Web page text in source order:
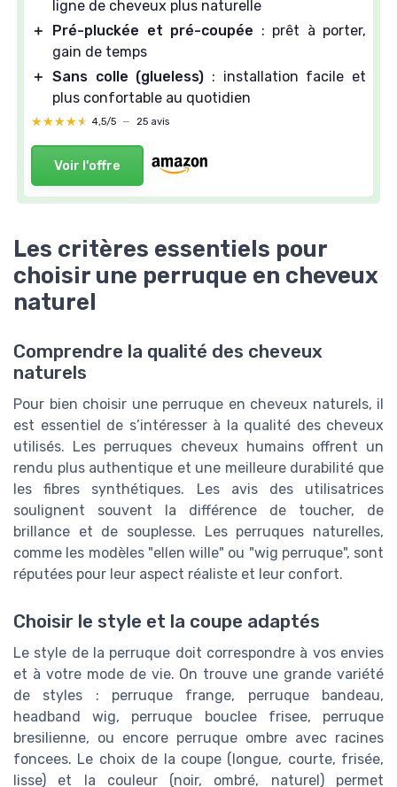
ligne de cheveux plus naturelle
＋
Pré-pluckée et pré-coupée : prêt à porter,
gain de temps
＋ Sans colle (glueless) : installation facile et
plus confortable au quotidien
★★★★★
★★★★★ 4,5/5 — 25 avis
Voir l'offre
Les critères essentiels pour
choisir une perruque en cheveux
naturel
Comprendre la qualité des cheveux
naturels
Pour bien choisir une perruque en cheveux naturels, il
est essentiel de s’intéresser à la qualité des cheveux
utilisés. Les perruques cheveux humains offrent un
rendu plus authentique et une meilleure durabilité que
les fibres synthétiques. Les avis des utilisatrices
soulignent souvent la différence de toucher, de
brillance et de souplesse. Les perruques naturelles,
comme les modèles "ellen wille" ou "wig perruque", sont
réputées pour leur aspect réaliste et leur confort.
Choisir le style et la coupe adaptés
Le style de la perruque doit correspondre à vos envies
et à votre mode de vie. On trouve une grande variété
de styles : perruque frange, perruque bandeau,
headband wig, perruque bouclee frisee, perruque
bresilienne, ou encore perruque ombre avec racines
foncees. Le choix de la coupe (longue, courte, frisée,
lisse) et la couleur (noir, ombré, naturel) permet